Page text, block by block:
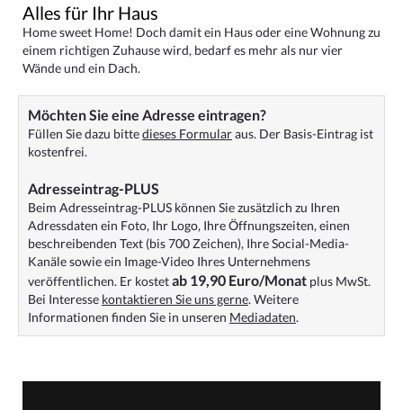
Alles für Ihr Haus
Home sweet Home! Doch damit ein Haus oder eine Wohnung zu
einem richtigen Zuhause wird, bedarf es mehr als nur vier
Wände und ein Dach.
Möchten Sie eine Adresse eintragen?
Füllen Sie dazu bittedieses Formularaus. Der Basis-Eintrag ist
kostenfrei.
Adresseintrag-PLUS
Beim Adresseintrag-PLUS können Sie zusätzlich zu Ihren
Adressdaten ein Foto, Ihr Logo, Ihre Öffnungszeiten, einen
beschreibenden Text (bis 700 Zeichen), Ihre Social-Media-
Kanäle sowie ein Image-Video Ihres Unternehmens
veröffentlichen. Er kostetab 19,90 Euro/Monat plus MwSt.
Bei Interesse kontaktieren Sie uns gerne. Weitere
Informationen finden Sie in unseren Mediadaten.